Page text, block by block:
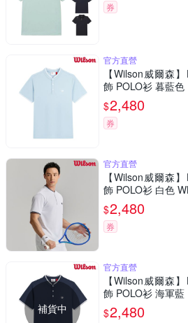
券
官方直營
【Wilson威爾森
飾 POLO衫 暮藍色
$2,480
券
官方直營
【Wilson威爾森
飾 POLO衫 白色
$2,480
券
補貨中
官方直營
【Wilson威爾森
飾 POLO衫 海軍藍
$2,480